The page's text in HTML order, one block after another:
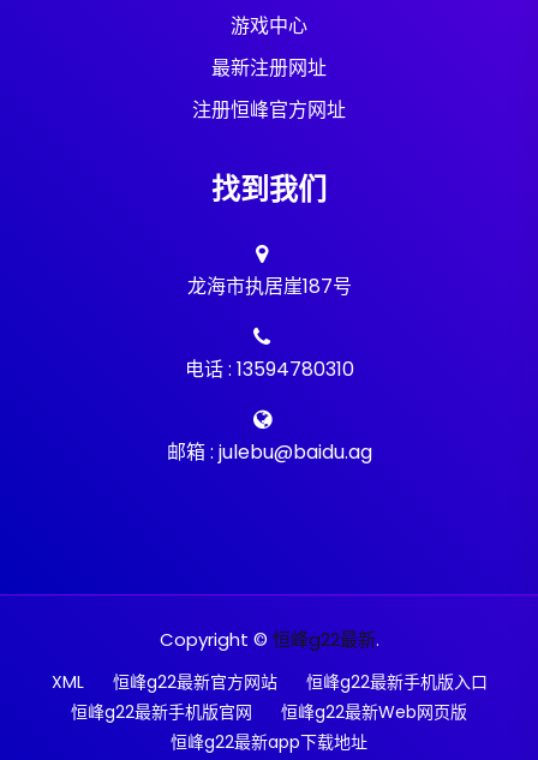
游戏中心
最新注册网址
注册恒峰官方网址
找到我们
龙海市执居崖187号
电话 : 13594780310
邮箱 : julebu@baidu.ag
Copyright © 恒峰g22最新.
XML 恒峰g22最新官方网站
恒峰g22最新手机版入口
恒峰g22最新手机版官网
恒峰g22最新Web网页版
恒峰g22最新app下载地址